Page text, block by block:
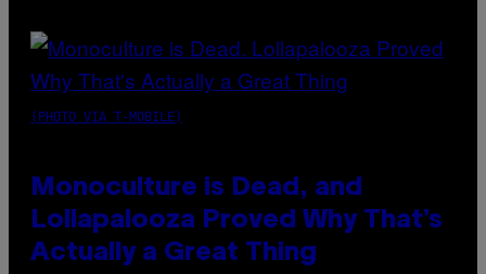
(PHOTO VIA T-MOBILE)
Monoculture is Dead, and
Lollapalooza Proved Why That’s
Actually a Great Thing